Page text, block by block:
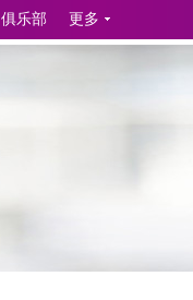
俱乐部 更多